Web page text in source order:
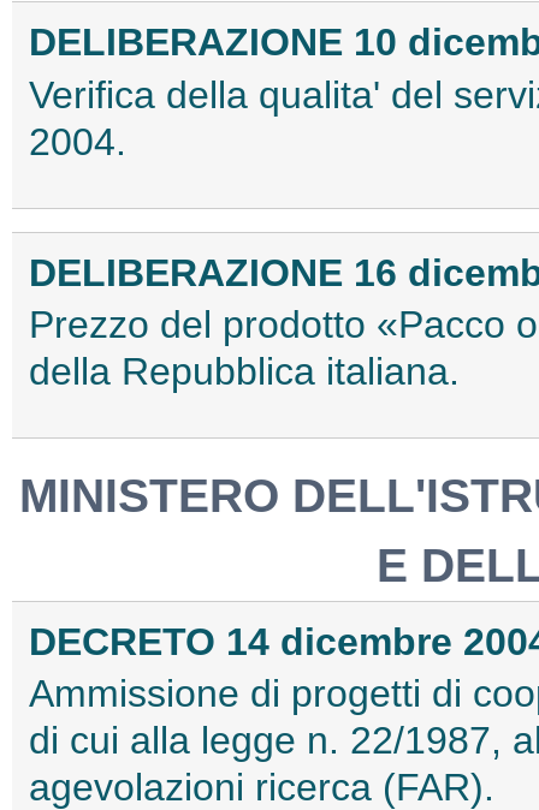
DELIBERAZIONE 10
Verifica della qualita' del
2004.
DELIBERAZIONE 16
Prezzo del prodotto «Pacco
della Repubblica italiana.
MINISTERO
E
DECRETO 14 dicembre
Ammissione di progetti di
di cui alla legge n. 22/1987,
agevolazioni ricerca (FAR).